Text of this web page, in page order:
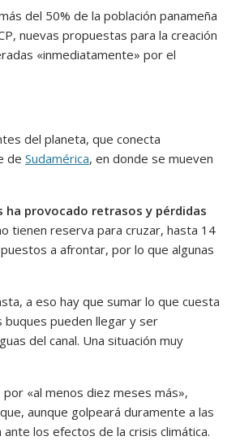
del 50% de la población panameña
nuevas propuestas para la creación
«inmediatamente» por el
del planeta, que conecta
de Sudamérica, en donde se mueven
provocado retrasos y pérdidas
tienen reserva para cruzar, hasta 14
a afrontar, por lo que algunas
a eso hay que sumar lo que cuesta
buques pueden llegar y ser
del canal. Una situación muy
«al menos diez meses más»,
aunque golpeará duramente a las
los efectos de la crisis climática.